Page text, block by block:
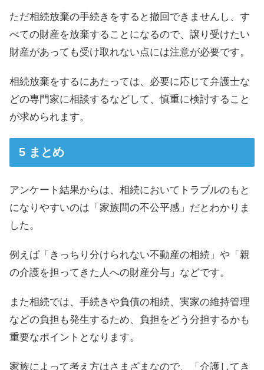
ただ相続放棄の手続きをすると撤回できませんし、す
べての財産を放棄することになるので、譲り受けたい
財産があっても受け取れない点には注意が必要です。
相続放棄をするにあたっては、必要に応じて弁護士な
どの専門家に相談するなどして、慎重に検討すること
が求められます。
まとめ
アンケート結果からは、相続においてトラブルのもと
になりやすいのは「家族間の不公平感」だとわかりま
した。
例えば「きっちり分けられない不動産の相続」や「親
の介護を担ってきた人への財産分与」などです。
また相続では、手続きや負債の相続、実家の維持管理
などの負担も発生するため、負担をどう分担するかも
重要なポイントとなります。
家族によって考え方はさまざまなので、「介護してき